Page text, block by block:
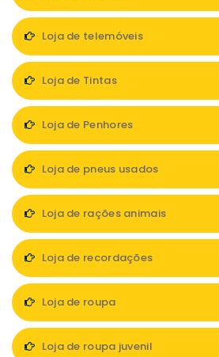
Loja de telemóveis
Loja de Tintas
Loja de Penhores
Loja de pneus usados
Loja de rações animais
Loja de recordações
Loja de roupa
Loja de roupa juvenil